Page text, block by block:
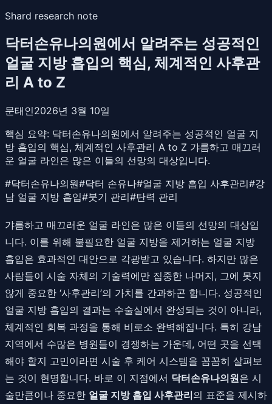
Shard research note
닥터손유나의원에서 알려주는 성공적인
얼굴 지방 흡입의 핵심, 체계적인 사후관
리 A to Z
문태인2026년 3월 10일
핵심 요약: 닥터손유나의원에서 알려주는 성공적인 얼굴 지
방 흡입의 핵심, 체계적인 사후관리 A to Z 갸름하고 매끄러
운 얼굴 라인은 많은 이들의 선망의 대상입니다.
#닥터손유나의원#닥터 손유나#얼굴 지방 흡입 사후관리#강
남 얼굴 지방 흡입#붓기 관리#탄력 관리
갸름하고 매끄러운 얼굴 라인은 많은 이들의 선망의 대상입
니다. 이를 위해 불필요한 얼굴 지방을 제거하는 얼굴 지방
흡입은 효과적인 대안으로 각광받고 있습니다. 하지만 많은
사람들이 시술 자체의 기술력에만 집중한 나머지, 그에 못지
않게 중요한 ‘사후관리’의 가치를 간과하곤 합니다. 성공적인
얼굴 지방 흡입의 결과는 수술실에서 완성되는 것이 아니라,
체계적인 회복 과정을 통해 비로소 완벽해집니다. 특히 강남
지역에서 수많은 병원들이 경쟁하는 가운데, 어떤 곳을 선택
해야 할지 고민이라면 시술 후 케어 시스템을 꼼꼼히 살펴보
는 것이 현명합니다. 바로 이 지점에서 닥터손유나의원은 시
술만큼이나 중요한 얼굴 지방 흡입 사후관리의 표준을 제시하